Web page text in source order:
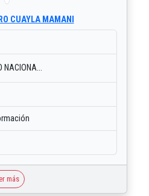
CUAYLA MAMANI
NACIONA...
más